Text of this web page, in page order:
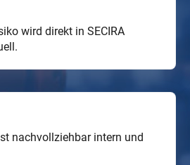
wird direkt in SECIRA
nachvollziehbar intern und